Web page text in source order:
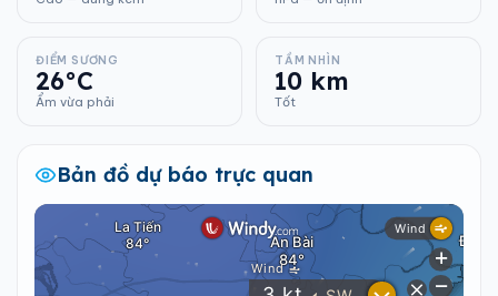
ĐIỂM SƯƠNG
26°C
Ẩm vừa phải
TẦM NHÌN
10 km
Tốt
Bản đồ dự báo trực quan